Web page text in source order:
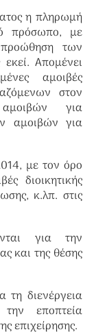
η πληρωμή
πρόσωπο, με
των
Απομένει
αμοιβές
στον
για
αμοιβών για
με τον όρο
διοικητικής
κ.λπ. στις
για την
και της θέσης
τη διενέργεια
εποπτεία
επιχείρησης.